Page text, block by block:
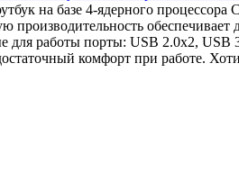
на базе 4-ядерного
для работы порты: USB 2.0x2,
комфорт при работе.